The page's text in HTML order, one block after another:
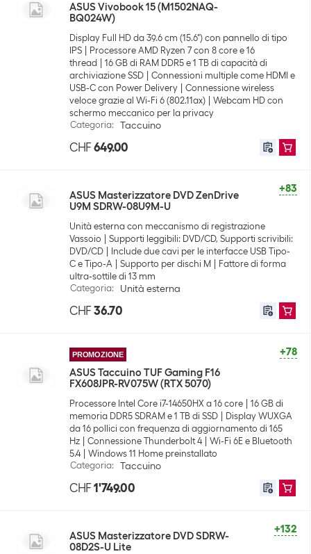
ASUS Vivobook 15 (M1502NAQ-
BQ024W)
Display Full HD da 39.6 cm (15.6") con pannello di tipo
IPS
Processore AMD Ryzen 7 con 8 core e 16
thread
16 GB di RAM DDR5 e 1 TB di capacità di
archiviazione SSD
Connessioni multiple come HDMI e
USB-C con Power Delivery
Connessione wireless
veloce grazie al Wi-Fi 6 (802.11ax)
Webcam HD con
schermo meccanico per la privacy
Categoria: Taccuino
CHF 649.00
+83
ASUS Masterizzatore DVD ZenDrive
U9M SDRW-08U9M-U
Unità esterna con meccanismo di registrazione
Vassoio
Supporti leggibili: DVD/CD, Supporti scrivibili:
DVD/CD
Include due cavi per le interfacce USB Tipo-
C e Tipo-A
Supporto per dischi M
Fattore di forma
ultra-sottile di 13 mm
Categoria: Unità esterna
CHF 36.70
+78
PROMOZIONE
ASUS Taccuino TUF Gaming F16
FX608JPR-RV075W (RTX 5070)
Processore Intel Core i7-14650HX a 16 core
16 GB di
memoria DDR5 SDRAM e 1 TB di SSD
Display WUXGA
da 16 pollici con frequenza di aggiornamento di 165
Hz
Connessione Thunderbolt 4
Wi-Fi 6E e Bluetooth
5.4
Windows 11 Home preinstallato
Categoria: Taccuino
CHF 1'749.00
+132
ASUS Masterizzatore DVD SDRW-
08D2S-U Lite